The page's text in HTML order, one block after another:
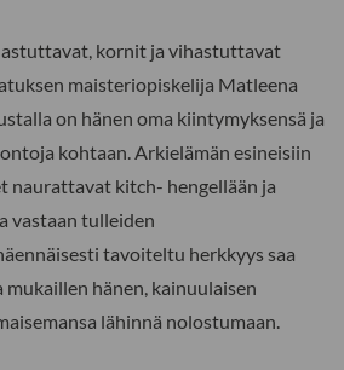
kornit ja vihastuttavat
maisteriopiskelija Matleena
on hänen oma kiintymyksensä ja
kohtaan. Arkielämän esineisiin
naurattavat kitch- hengellään ja
vastaan tulleiden
tavoiteltu herkkyys saa
mukaillen hänen, kainuulaisen
lähinnä nolostumaan.